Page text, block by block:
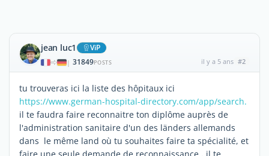
jean luc1 ViP
| 31849POSTS il y a 5 ans #2
tu trouveras ici la liste des hôpitaux ici
https://www.german-hospital-directory.com/app/search.
il te faudra faire reconnaitre ton diplôme auprès de
l'administration sanitaire d'un des länders allemands
dans le même land où tu souhaites faire ta spécialité, et